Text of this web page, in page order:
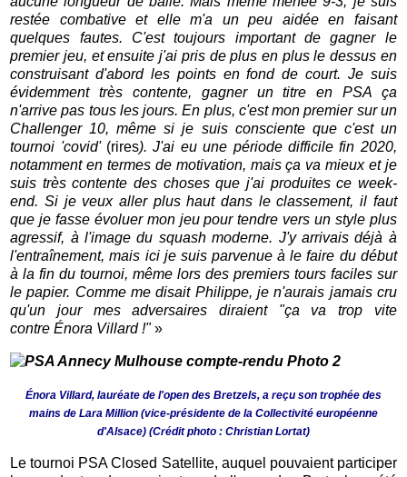
restée combative et elle m'a un peu aidée en faisant
quelques fautes. C'est toujours important de gagner le
premier jeu, et ensuite j'ai pris de plus en plus le dessus en
construisant d'abord les points en fond de court. Je suis
évidemment très contente, gagner un titre en PSA ça
n'arrive pas tous les jours. En plus, c'est mon premier sur un
Challenger 10, même si je suis consciente que c'est un
tournoi 'covid'(rires). J'ai eu une période difficile fin 2020,
notamment en termes de motivation, mais ça va mieux et je
suis très contente des choses que j'ai produites ce week-
end. Si je veux aller plus haut dans le classement, il faut
que je fasse évoluer mon jeu pour tendre vers un style plus
agressif, à l'image du squash moderne. J'y arrivais déjà à
l'entraînement, mais ici je suis parvenue à le faire du début
à la fin du tournoi, même lors des premiers tours faciles sur
le papier. Comme me disait Philippe, je n'aurais jamais cru
qu'un jour mes adversaires diraient "ça va trop vite
contre Énora Villard !"»
Énora Villard, lauréate de l'open des Bretzels, a reçu son trophée des
mains de Lara Million (vice-présidente de la Collectivité européenne
d'Alsace) (Crédit photo : Christian Lortat)
Le tournoi PSA Closed Satellite, auquel pouvaient participer